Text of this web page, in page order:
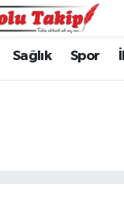
Sağlık Spor